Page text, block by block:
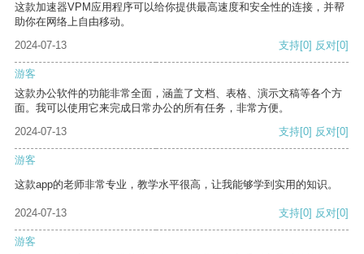
这款加速器VPM应用程序可以给你提供最高速度和安全性的连接，并帮
助你在网络上自由移动。
2024-07-13
支持[0] 反对[0]
游客
这款办公软件的功能非常全面，涵盖了文档、表格、演示文稿等各个方
面。我可以使用它来完成日常办公的所有任务，非常方便。
2024-07-13
支持[0] 反对[0]
游客
这款app的老师非常专业，教学水平很高，让我能够学到实用的知识。
2024-07-13 支持[0] 反对[0]
游客